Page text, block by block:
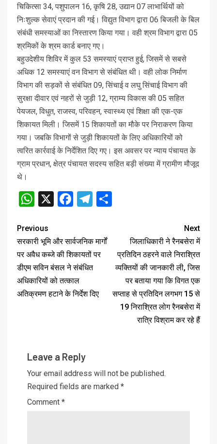
चिकित्सा 34, पशुपालन 16, कृषि 28, उद्यान 07 लाभार्थियों को
निःशुल्क सेवाएं प्रदान की गई। विद्युत विभाग द्वारा 06 बिजली के बिल
संबंधी समस्याओं का निस्तारण किया गया। वही श्रम विभाग द्वारा 05
श्रमिकों के श्रम कार्ड बनाए गए।
बहुउदेशीय शिविर में कुल 53 समस्याएं प्राप्त हुई, जिसमें से सबसे
अधिक 12 समस्याएं वन विभाग से संबंधित थी। वही लोक निर्माण
विभाग की सड़कों से संबंधित 09, सिंचाई व लघु सिंचाई विभाग की
सुरक्षा दीवार एवं नहरों से जुड़ी 12, ग्राम्य विकास की 05 सहित
पेयजल, विधुत, राजस्व, परिवहन, स्वास्थ्य एवं शिक्षा की एक-एक
शिकायत मिली। जिसमें 15 शिकायतों का मौके पर निराकरण किया
गया। जबकि विभागों से जुड़ी शिकायतों के लिए अधिकारियों को
त्वरित कार्रवाई के निर्देशित दिए गए। इस अवसर पर न्याय पंचायत के
ग्राम प्रधान, क्षेत्र पंचायत सदस्य सहित बड़ी संख्या में ग्रामीण मौजूद
थे।
WhatsApp
X Facebook
Telegram
Previous
सरकारी भूमि और सार्वजनिक मार्गों
पर अवैध कब्जे की शिकायतों पर
डीएम सविन बंसल ने संबंधित
अधिकारियों को तत्काल
अतिक्रमण हटाने के निर्देश दिए
Next
जिलाधिकारी ने रैनबसेरा में
प्रतिदिन ठहरने वाले निराश्रित
व्यक्तियों की जानकारी ली, जिस
पर बताया गया कि विगत एक
सप्ताह से प्रतिदिन लगभग 15 से
19 निराश्रित लोग रैनबसेरा में
रात्रि विश्राम कर रहे हैं
Leave a Reply
Your email address will not be published.
Required fields are marked *
Comment *